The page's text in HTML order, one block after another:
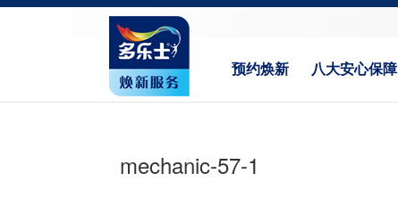
预约焕新 八大安心保障
mechanic-57-1